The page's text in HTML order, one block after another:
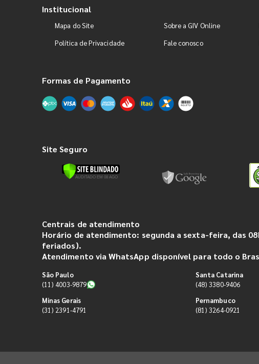
Institucional
Mapa do Site Sobre a GIV Online
Política de Privacidade
Fale conosco
Formas de Pagamento
Site Seguro
Centrais de atendimento
Horário de atendimento: segunda a sexta-feira, das
feriados).
Atendimento via WhatsApp disponível para todo o
São Paulo
(11) 4003-9879
Minas Gerais
(31) 2391-4791
Santa Catarina
(48) 3380-9406
Pernambuco
(81) 3264-0921